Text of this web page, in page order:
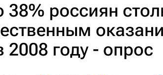
38% россиян
году - опрос